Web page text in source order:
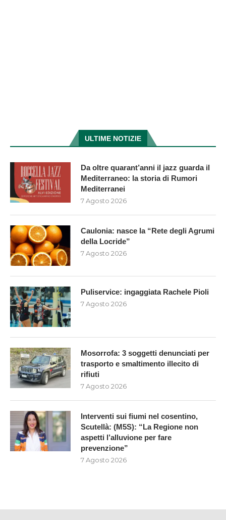
ULTIME NOTIZIE
Da oltre quarant’anni il jazz guarda il
Mediterraneo: la storia di Rumori
Mediterranei
7 Agosto 2026
Caulonia: nasce la “Rete degli Agrumi
della Locride”
7 Agosto 2026
Puliservice: ingaggiata Rachele Pioli
7 Agosto 2026
Mosorrofa: 3 soggetti denunciati per
trasporto e smaltimento illecito di
rifiuti
7 Agosto 2026
Interventi sui fiumi nel cosentino,
Scutellà: (M5S): “La Regione non
aspetti l’alluvione per fare
prevenzione”
7 Agosto 2026